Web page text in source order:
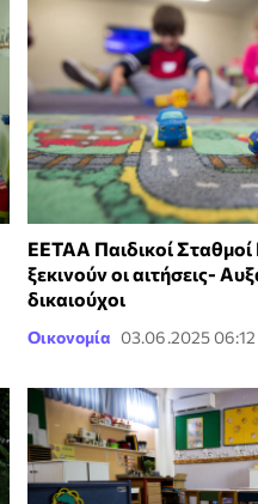
ΕΕΤΑΑ Παιδικοί
ξεκινούν οι αιτήσεις-
δικαιούχοι
Οικονομία 03.06.2025 06:12